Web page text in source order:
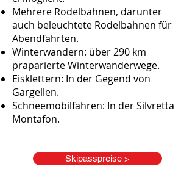
Mehrere Rodelbahnen, darunter
auch beleuchtete Rodelbahnen für
Abendfahrten.
Winterwandern: über 290 km
präparierte Winterwanderwege.
Eisklettern: In der Gegend von
Gargellen.
Schneemobilfahren: In der Silvretta
Montafon.
Skipasspreise >